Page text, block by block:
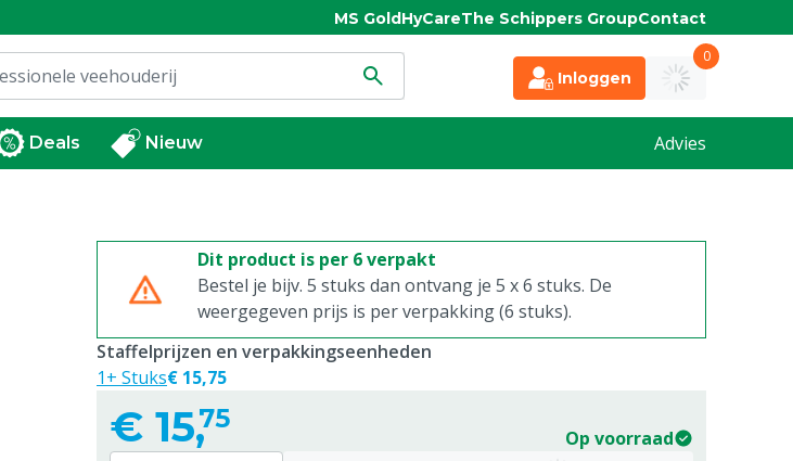
MS GoldHyCareThe Schippers GroupContact
Inloggen
0
Deals Nieuw Advies
Dit product is per 6 verpakt
Bestel je bijv. 5 stuks dan ontvang je 5 x 6 stuks. De
weergegeven prijs is per verpakking (6 stuks).
€ 15,75
Op voorraad
Staffelprijzen en verpakkingseenheden
1+ Stuks€ 15,75